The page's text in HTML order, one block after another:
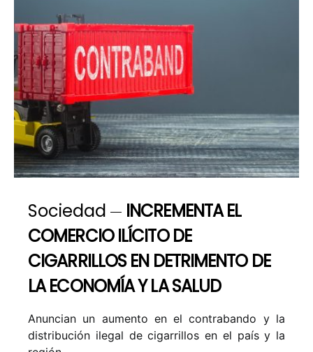
Sociedad
INCREMENTA EL
COMERCIO ILÍCITO DE
CIGARRILLOS EN DETRIMENTO DE
LA ECONOMÍA Y LA SALUD
Anuncian un aumento en el contrabando y la
distribución ilegal de cigarrillos en el país y la